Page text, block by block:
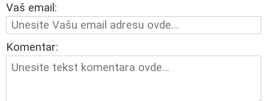
Vaš email:
Komentar: